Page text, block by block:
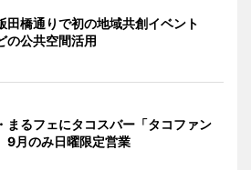
田橋通りで初の地域共創イベント
の公共空間活用
まるフェにタコスバー「タコファン
9月のみ日曜限定営業